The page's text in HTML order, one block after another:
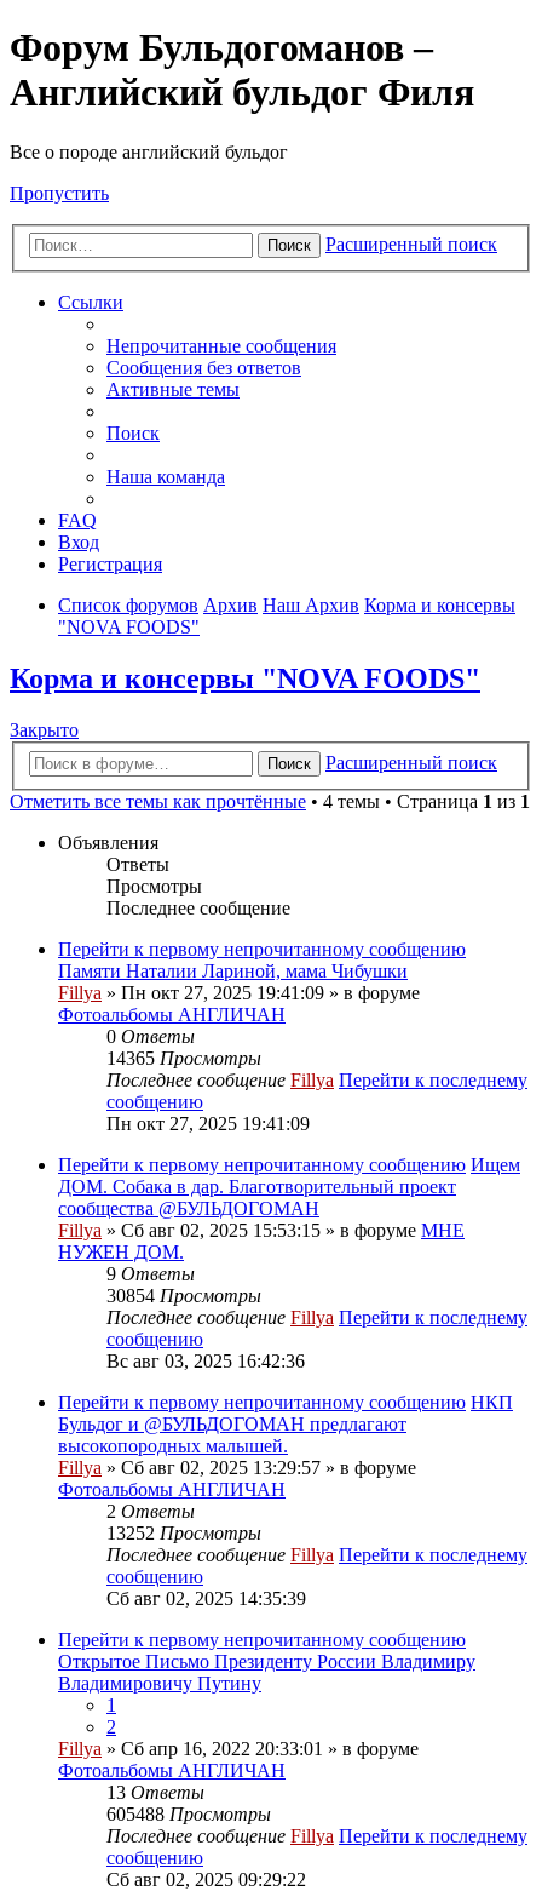
Форум Бульдогоманов –
Английский бульдог Филя
Все о породе английский бульдог
Пропустить
Поиск Расширенный поиск
Ссылки
Непрочитанные сообщения
Сообщения без ответов
Активные темы
Поиск
Наша команда
FAQ
Вход
Регистрация
Список форумов Архив Наш Архив Корма и консервы
"NOVA FOODS"
Корма и консервы "NOVA FOODS"
Закрыто
Поиск
Расширенный поиск
Отметить все темы как прочтённые • 4 темы • Страница 1 из 1
Объявления
Ответы
Просмотры
Последнее сообщение
Перейти к первому непрочитанному сообщению
Памяти Наталии Лариной, мама Чибушки
Fillya » Пн окт 27, 2025 19:41:09 » в форуме
Фотоальбомы АНГЛИЧАН
0 Ответы
14365 Просмотры
Последнее сообщение Fillya Перейти к последнему
сообщению
Пн окт 27, 2025 19:41:09
Перейти к первому непрочитанному сообщению Ищем
ДОМ. Собака в дар. Благотворительный проект
сообщества @БУЛЬДОГОМАН
Fillya » Сб авг 02, 2025 15:53:15 » в форуме МНЕ
НУЖЕН ДОМ.
9 Ответы
30854 Просмотры
Последнее сообщение Fillya Перейти к последнему
сообщению
Вс авг 03, 2025 16:42:36
Перейти к первому непрочитанному сообщению НКП
Бульдог и @БУЛЬДОГОМАН предлагают
высокопородных малышей.
Fillya » Сб авг 02, 2025 13:29:57 » в форуме
Фотоальбомы АНГЛИЧАН
2 Ответы
13252 Просмотры
Последнее сообщение Fillya Перейти к последнему
сообщению
Сб авг 02, 2025 14:35:39
Перейти к первому непрочитанному сообщению
Открытое Письмо Президенту России Владимиру
Владимировичу Путину
1
2
Fillya » Сб апр 16, 2022 20:33:01 » в форуме
Фотоальбомы АНГЛИЧАН
13 Ответы
605488 Просмотры
Последнее сообщение Fillya Перейти к последнему
сообщению
Сб авг 02, 2025 09:29:22